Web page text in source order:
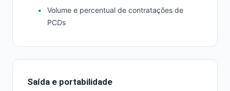
Volume e percentual de contratações de
PCDs
Saída e portabilidade